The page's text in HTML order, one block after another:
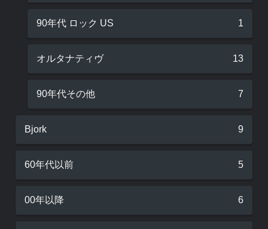
90年代 ロック US 1
オルタナティヴ 13
90年代その他 7
Bjork 9
60年代以前 5
00年以降 6